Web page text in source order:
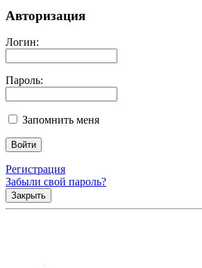
Авторизация
Логин:
Пароль:
Запомнить меня
Регистрация
Забыли свой пароль?
Закрыть